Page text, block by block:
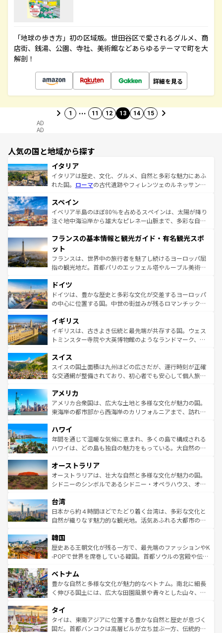
「地球の歩き方」初の区域版。世田谷区で愛されるグルメ、商
店街、銭湯、公園、寺社、美術館などあらゆるテーマで町を大
解剖！
詳細を見る
1 … 11 12 13 14 15
AD
AD
人気の国と地域から探す
イタリア
イタリアは歴史、文化、グルメ、自然と多彩な魅力にあふ
れた国。 ローマの古代遺跡やフィレンツェのルネッサンス
ろん、トスカーナの美しい田園風景やアマルフィ海岸の絶
景など、自然景観も見逃せない。観光の合間には、本場の
ピザやパスタなど、絶品のイタリア料理を堪能することも
ませてくれるイタリアで、忘れられない旅をしてみよう！
なお、新着のイタリア情報は
しい。
スペイン
イベリア半島のほぼ80％を占めるスペインは、太陽が降り
注ぐ地中海沿岸から雄大なピレネー山脈まで、多彩な自然
文化が根付くこの国では、情熱的なフラメンコ、熱気あふ
れる闘牛、そして美味しいタパスが生活の一部となってい
る。首都マドリードの洗練された雰囲気や、バルセロナの
アートに溢れた街角から、地方では古代ローマ遺跡や中世
せる。地方によって風土や気候が異なるスペインはその個
性で訪れる人を魅了する。 なお、新着のスペイン情報は コ
ンテンツ一覧を参照してほしい。
フランスの基本情報と観光ガイド・有名観光スポ
ット
フランスは、世界中の旅行者を魅了し続けるヨーロッパ屈
指の観光地だ。首都パリのエッフェル塔やルーブル美術館
で、幅広い魅力が詰まっている。華麗な宮殿、歴史的な大
聖堂、美しいビーチ、そして豊かな自然が、訪れる者を心
から魅了する。また、フランスは美食の国としても知ら
いる。シャンパンの発祥地であるランス、プロヴァンスの
香り高いラベンダー畑など、多彩な楽しみ方が可能だ。さ
らに、パリ以外の地域にも魅力が溢れており、どの街角に
れる地方に足を運ぶとそれぞれで全く異なる文化を体験で
きるだろう。 なお、新着のフランス情報はコンテンツ一覧
を参照してほしい。
ドイツ
ドイツは、豊かな歴史と多彩な文化が交差するヨーロッパ
の中心に位置する国。中世の街並みが残るロマンチック街
顔を持つこの国は、どこを歩いても飽きることがない。ベ
ルリンの文化的活気、バイエルン州のアルプスの絶景、そ
してライン川沿いのワイン畑といった風景は必見。ビール
は、お酒好きな人にはぜひ体験してほしい。 なお、新着の
ドイツ情報はコンテンツ一覧を参照してほしい。
イギリス
イギリスは、古きよき伝統と最先端が共存する国。ウェス
トミンスター寺院や大英博物館のようなランドマーク、歴
リアごとに異なる魅力がある。また、優雅なアフタヌーン
ティー、ビール好きにはたまらない英国パブ、サッカー観
戦など、本場だからこそできる体験も豊富。イギリスを旅
ンツ一覧を参照してほしい。
スイス
スイスの国土面積は九州ほどの広さだが、運行時刻が正確
な交通網が整備されており、初心者でも安心して個人旅行
の建物がそのまま残る町や、スイスならではのユニークな
博物館もあり、アルプス観光だけでなく町歩きも満喫する
ことができる。国民の所得が高いため物価も高いが、旅行
ば市内交通費無料で観光を楽しむこともできる。 なお、新
着のスイス情報はコンテンツ一覧 を参照してほしい。
アメリカ
アメリカ合衆国は、広大な土地と多様な文化が魅力の国。
東海岸の都市部から西海岸のカリフォルニアまで、訪れる
のような巨大都市は、観光、ショッピング、エンターテイ
ンメントが詰まった刺激的なスポットだ。一方、アメリカ
西部には大自然が広がり、グランドキャニオンやイエロー
部のニューオーリンズでは、音楽と美食が融合した独特の
文化が魅力。旅行者はアメリカの各地域で異なる魅力を楽
しみながら、その多様性と豊かな歴史を感じることができ
ならではの贅沢な旅のスタイルだ。 なお、新着のアメリカ
情報はコンテンツ一覧を参照してほしい。
ハワイ
年間を通じて温暖な気候に恵まれ、多くの島で構成される
ハワイは、どの島も独自の魅力をもっている。大自然の神
ワイ島は見逃せない。また、定番の観光地といえばオアフ
島だが、静かな自然を求めるならマウイ島やカウアイ島が
おすすめ。エメラルドグリーンに輝く海をはじめ、豊かな
れるおもてなしの心で訪れる人々を迎えてくれるハワイの
人々、おいしいローカルフードやハワイアンミュージッ
ク、伝統的なフラダンスなど、すべてがハワイの魅力を彩
ワイを、存分に味わってほしい。 なお、新着のハワイ情報
はコンテンツ一覧を参照してほしい。
オーストラリア
オーストラリアは、壮大な自然と多様な文化が魅力の国。
シドニーのシンボルであるシドニー・オペラハウス、オー
リアリーフや大陸中央部にそびえるウルル（エアーズロッ
ク）、タスマニアの美しい原生林やケアンズの熱帯雨林な
ど、見どころがたくさん。また、カフェやワイン、オージ
いる。アクティビティも充実しており、サーフィンやダイ
ビング、ハイキングなど、アウトドア好きにはたまらな
い。オーストラリアの多彩な魅力を存分に味わいつくそ
参照してほしい。
台湾
日本から約４時間ほどでたどり着く台湾は、多彩な文化と
自然が織りなす魅力的な観光地。活気あふれる大都市の台
ン）、静ひつな山岳地帯である台湾東部など、都市の喧騒
と山間の静けさが共存しており、訪れる人に新しい発見と
驚きをもたらしてくれる。また、奥深い台湾の食文化も魅
容にもいいと評判のスイーツなど、バラエティ豊かな料理
が味わえる。 なお、新着の台湾情報は コンテンツ一覧を参
照してほしい。
韓国
歴史ある王朝文化が残る一方で、最先端のファッションやK
-POPで世界を席巻している韓国。首都ソウルの宮殿や伝統
き、地方に足を延ばせば四季折々の自然美を楽しむことが
できる。そして、キムチや焼肉、絶品のストリートフード
まで、さまざまな韓国料理が待っている。夜には、韓国な
リティに包まれながら、韓国の多彩な魅力を心ゆくまで味
わってみてほしい。 なお、新着の韓国情報はコンテンツ一
覧を参照してほしい。
ベトナム
豊かな自然と多様な文化が魅力的なベトナム。南北に細長
く伸びる国土には、広大な田園風景や青々とした山々、世
急速な発展と共に伝統が息づく。ハノイの古い町並みやホ
ーチミン市のフランス統治時代の建物も、独特の雰囲気を
醸し出している。また、バラエティの豊かさとおいしさで
タイ
タイは、東南アジアに位置する豊かな自然と歴史が息づく
国だ。首都バンコクは高層ビルが立ち並ぶ一方、伝統的な